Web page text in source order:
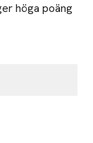
höga poäng